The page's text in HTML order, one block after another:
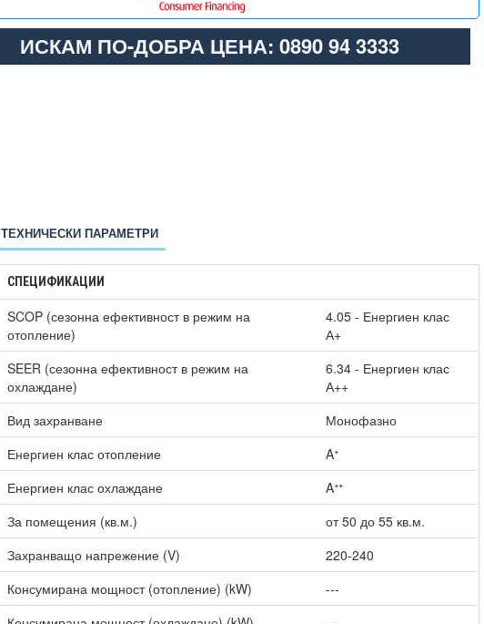
ИСКАМ ПО-ДОБРА ЦЕНА: 0890 94 3333
ТЕХНИЧЕСКИ ПАРАМЕТРИ
СПЕЦИФИКАЦИИ
SCOP (сезонна ефективност в режим на
отопление)
4.05 - Енергиен клас
А+
SEER (сезонна ефективност в режим на
охлаждане)
6.34 - Енергиен клас
А++
Вид захранване
Монофазно
Енергиен клас отопление
Aᐩ
Енергиен клас охлаждане
Aᐩᐩ
За помещения (кв.м.)
от 50 до 55 кв.м.
Захранващо напрежение (V)
220-240
Консумирана мощност (отопление) (kW)
---